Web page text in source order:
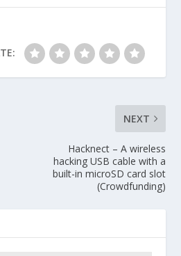
NEXT
Hacknect – A wireless
hacking USB cable with a
built-in microSD card slot
(Crowdfunding)